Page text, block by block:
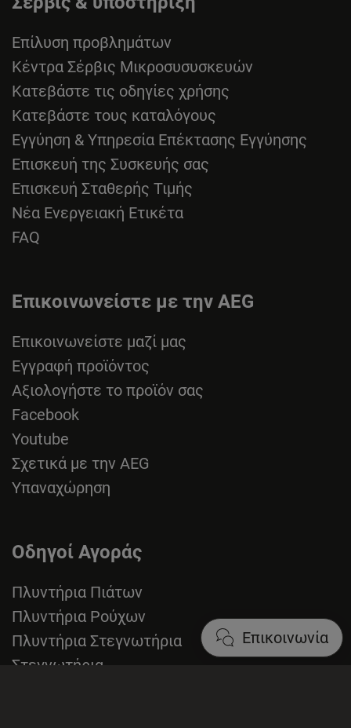
Επικοινωνία
Επίλυση προβλημάτων
Κέντρα Σέρβις Μικροσυσυσκευών
Κατεβάστε τις οδηγίες χρήσης
Κατεβάστε τους καταλόγους
Εγγύηση & Υπηρεσία Επέκτασης Εγγύησης
Επισκευή της Συσκευής σας
Επισκευή Σταθερής Τιμής
Νέα Ενεργειακή Ετικέτα
FAQ
Επικοινωνείστε με την AEG
Επικοινωνείστε μαζί μας
Εγγραφή προϊόντος
Αξιολογήστε το προϊόν σας
Facebook
Youtube
Σχετικά με την AEG
Υπαναχώρηση
Οδηγοί Αγοράς
Πλυντήρια Πιάτων
Πλυντήρια Ρούχων
Πλυντήρια Στεγνωτήρια
Στεγνωτήρια